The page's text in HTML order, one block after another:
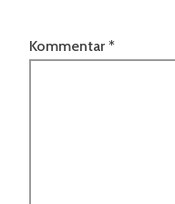
Kommentar *